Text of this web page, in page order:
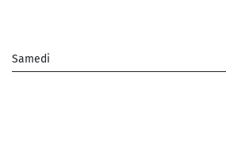
Samedi